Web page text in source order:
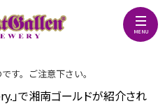
す。ご注意下さい。
」で湘南ゴールドが紹介され